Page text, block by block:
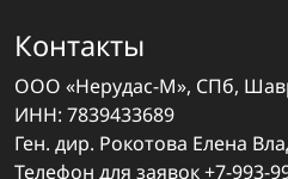
Контакты
ООО «Нерудас-М», СПб,
ИНН: 7839433689
Ген. дир. Рокотова Елена
Телефон для заявок+7-993-